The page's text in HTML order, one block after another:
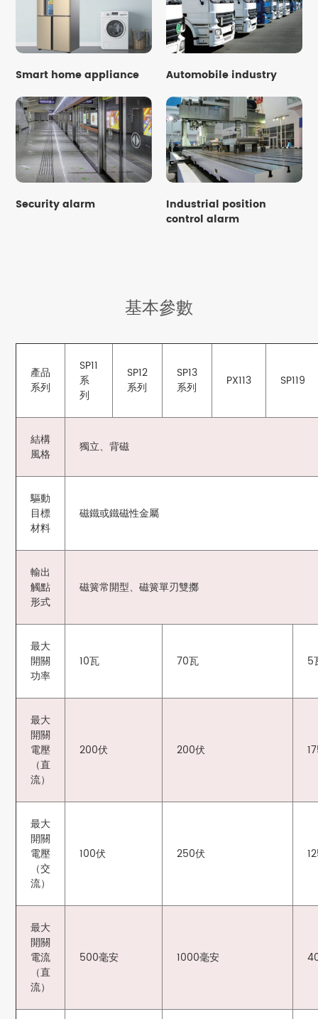
Smart home appliance Automobile industry
Security alarm
Industrial position
control alarm
基本參數
產品
系列
SP11
系
列
SP12
系列
SP13
系列
PX113 SP119
結構
風格
獨立、背磁
驅動
目標
材料
磁鐵或鐵磁性金屬
輸出
觸點
形式
磁簧常開型、磁簧單刃雙擲
最大
開關
功率
10瓦 70瓦 5
最大
開關
電壓
（直
流）
200伏 200伏
最大
開關
電壓
（交
流）
100伏 250伏
最大
開關
電流
（直
流）
500毫安 1000毫安